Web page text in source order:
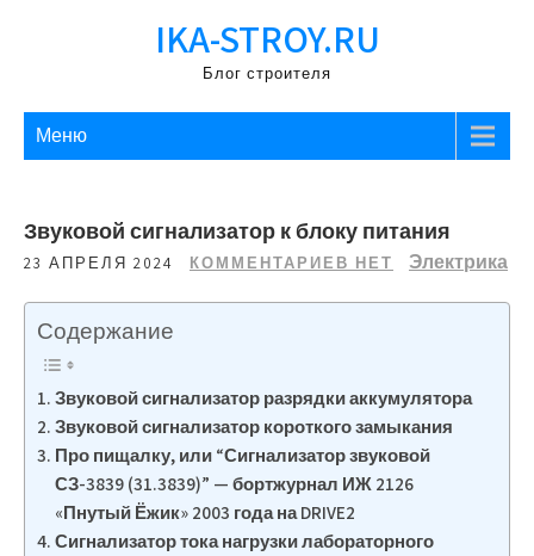
IKA-STROY.RU
Блог строителя
Меню
Звуковой сигнализатор к блоку питания
23 АПРЕЛЯ 2024 КОММЕНТАРИЕВ НЕТ Электрика
Содержание
Звуковой сигнализатор разрядки аккумулятора
Звуковой сигнализатор короткого замыкания
Про пищалку, или “Сигнализатор звуковой
СЗ-3839 (31.3839)” — бортжурнал ИЖ 2126
«Пнутый Ёжик» 2003 года на DRIVE2
Сигнализатор тока нагрузки лабораторного